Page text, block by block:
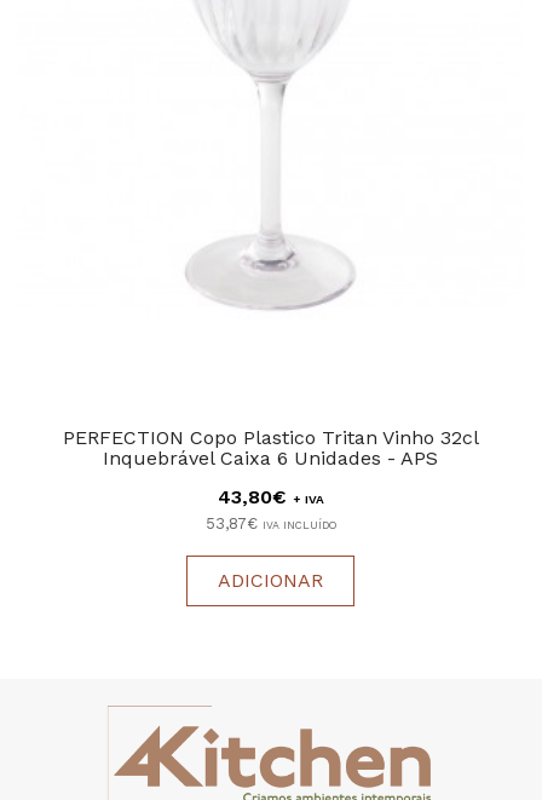
PERFECTION Copo Plastico Tritan Vinho 32cl
Inquebrável Caixa 6 Unidades - APS
43,80€ + IVA
53,87€ IVA INCLUÍDO
ADICIONAR